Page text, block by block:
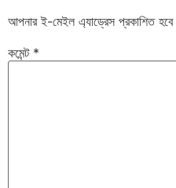
আপনার ই-মেইল এ্যাড্রেস প্রকাশিত হবে
কমেন্ট *